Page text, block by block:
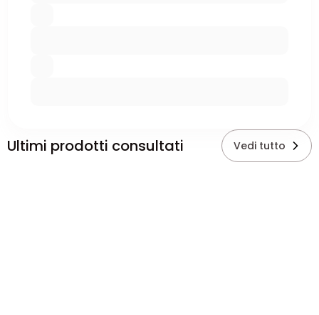
Ultimi prodotti consultati Vedi tutto